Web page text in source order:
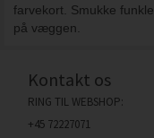
farvekort. Smukke
på væggen.
Kontakt os
RING TIL WEBSHOP:
+45 72227071